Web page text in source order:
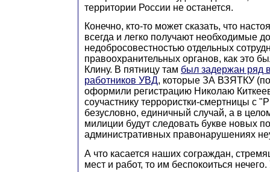
территории России не останется.
Конечно, кто-то может сказать, что
всегда и легко получают необходимые
недобросовестностью отдельных
правоохранительных органов, как это
Клину. В пятницу там был задержан ряд
работников УВД, которые ЗА ВЗЯТКУ
оформили регистрацию Николаю
соучастнику террористки-смертницы с
безусловно, единичный случай, а в
милиции будут следовать букве новых
административных правонарушениях
А что касается наших сограждан,
мест и работ, то им беспокоиться